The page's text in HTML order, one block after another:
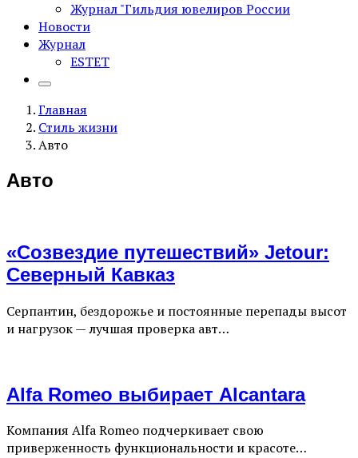
Журнал "Гильдия ювелиров России
Новости
Журнал
ESTET
Главная
Стиль жизни
Авто
Авто
«Созвездие путешествий» Jetour:
Северный Кавказ
Серпантин, бездорожье и постоянные перепады высот
и нагрузок — лучшая проверка авт…
Alfa Romeo выбирает Alcantara
Компания Alfa Romeo подчеркивает свою
приверженность функциональности и красоте…